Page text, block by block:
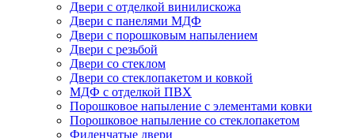
Двери с отделкой винилискожа
Двери с панелями МДФ
Двери с порошковым напылением
Двери с резьбой
Двери со стеклом
Двери со стеклопакетом и ковкой
МДФ с отделкой ПВХ
Порошковое напыление с элементами ковки
Порошковое напыление со стеклопакетом
Филенчатые двери